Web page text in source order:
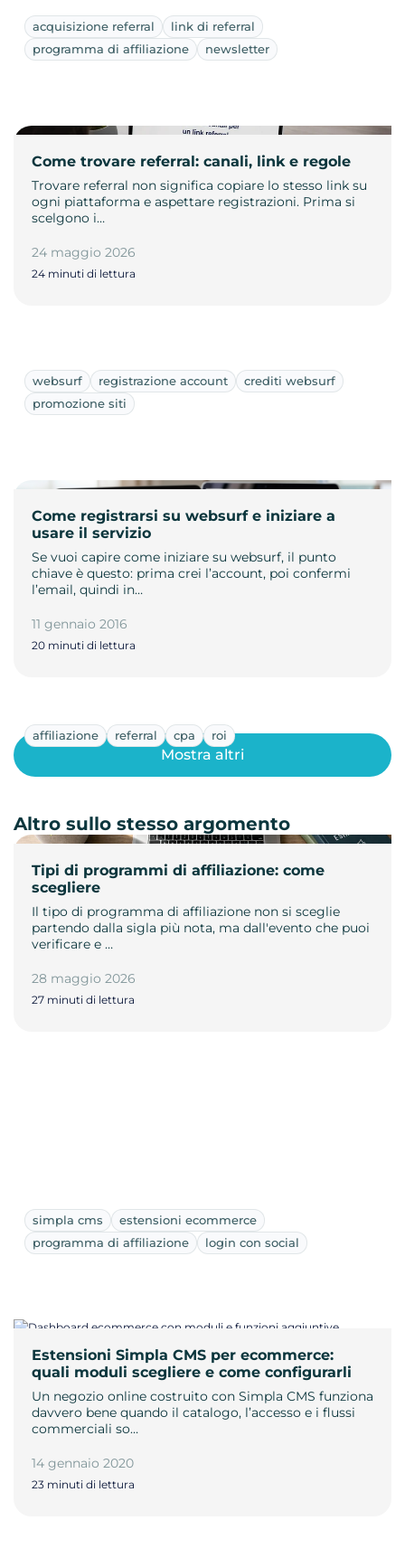
acquisizione referral
link di referral
programma di affiliazione
newsletter
Come trovare referral: canali, link e regole
Trovare referral non significa copiare lo stesso link su
ogni piattaforma e aspettare registrazioni. Prima si
scelgono i…
24 maggio 2026
24 minuti di lettura
websurf registrazione account
crediti websurf
promozione siti
Come registrarsi su websurf e iniziare a
usare il servizio
Se vuoi capire come iniziare su websurf, il punto
chiave è questo: prima crei l’account, poi confermi
l’email, quindi in…
11 gennaio 2016
20 minuti di lettura
affiliazione referral cpa roi
Tipi di programmi di affiliazione: come
scegliere
Il tipo di programma di affiliazione non si sceglie
partendo dalla sigla più nota, ma dall'evento che puoi
verificare e …
28 maggio 2026
27 minuti di lettura
Mostra altri
Altro sullo stesso argomento
simpla cms
estensioni ecommerce
programma di affiliazione
login con social
Estensioni Simpla CMS per ecommerce:
quali moduli scegliere e come configurarli
Un negozio online costruito con Simpla CMS funziona
davvero bene quando il catalogo, l’accesso e i flussi
commerciali so…
14 gennaio 2020
23 minuti di lettura